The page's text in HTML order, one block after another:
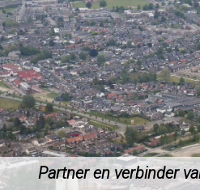
Partner en verbinder